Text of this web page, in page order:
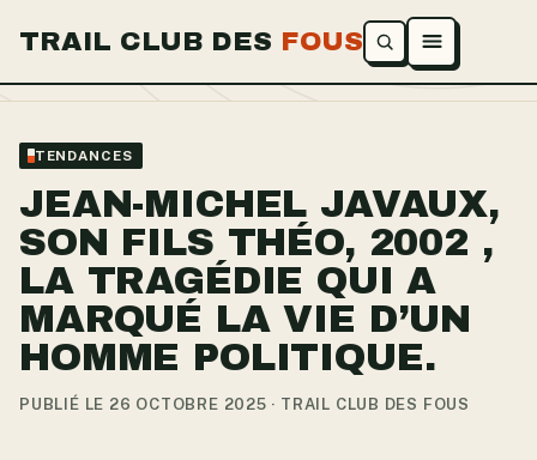
TRAIL CLUB DES FOUS Ouvrir le menu
TENDANCES
JEAN-MICHEL JAVAUX,
SON FILS THÉO, 2002 ,
LA TRAGÉDIE QUI A
MARQUÉ LA VIE D’UN
HOMME POLITIQUE.
PUBLIÉ LE 26 OCTOBRE 2025 · TRAIL CLUB DES FOUS